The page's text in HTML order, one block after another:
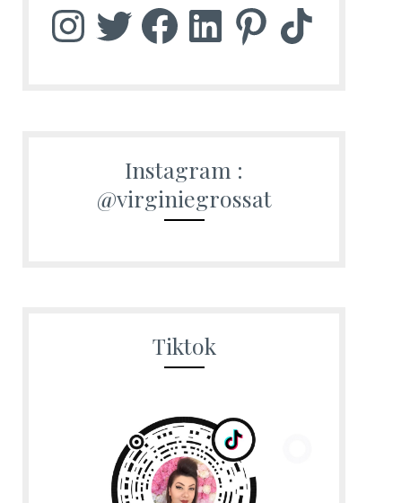
InstagramTwitter FacebookLinkedIn Pinterest TikTok
Instagram :
@virginiegrossat
Tiktok